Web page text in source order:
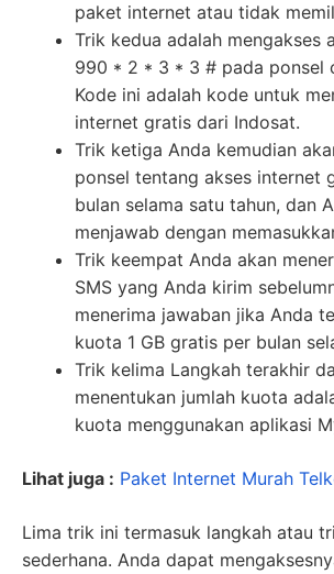
paket internet atau tidak
Trik kedua adalah mengakses
990 * 2 * 3 * 3 # pada ponsel
Kode ini adalah kode untuk
internet gratis dari Indosat.
Trik ketiga Anda kemudian
ponsel tentang akses internet
bulan selama satu tahun, dan
menjawab dengan
Trik keempat Anda akan
SMS yang Anda kirim
menerima jawaban jika Anda
kuota 1 GB gratis per bulan
Trik kelima Langkah terakhir
menentukan jumlah kuota
kuota menggunakan aplikasi
Lihat juga : Paket Internet Murah
Lima trik ini termasuk langkah atau
sederhana. Anda dapat